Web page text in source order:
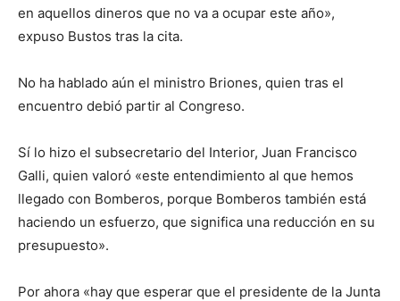
en aquellos dineros que no va a ocupar este año»,
expuso Bustos tras la cita.
No ha hablado aún el ministro Briones, quien tras el
encuentro debió partir al Congreso.
Sí lo hizo el subsecretario del Interior, Juan Francisco
Galli, quien valoró «este entendimiento al que hemos
llegado con Bomberos, porque Bomberos también está
haciendo un esfuerzo, que significa una reducción en su
presupuesto».
Por ahora «hay que esperar que el presidente de la Junta